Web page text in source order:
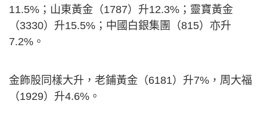
11.5%；山東黃金（1787）升12.3%；靈寶黃金
（3330）升15.5%；中國白銀集團（815）亦升
7.2%。
金飾股同樣大升，老鋪黃金（6181）升7%，周大福
（1929）升4.6%。